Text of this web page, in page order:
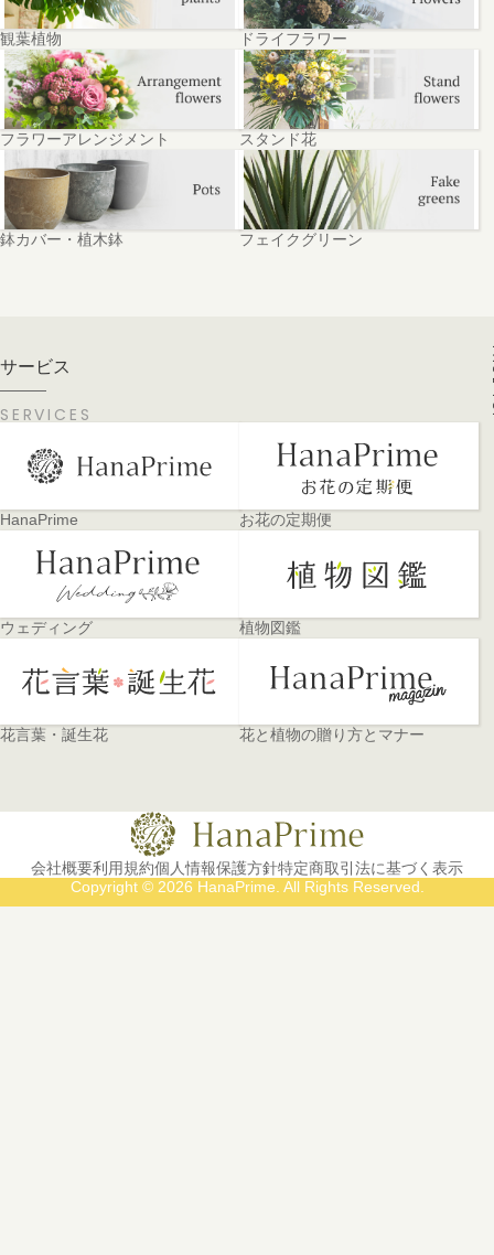
観葉植物 ドライフラワー
フラワーアレンジメント スタンド花
鉢カバー・植木鉢 フェイクグリーン
サービス
SERVICES
HanaPrime お花の定期便
ウェディング 植物図鑑
花言葉・誕生花 花と植物の贈り方とマナー
会社概要利用規約個人情報保護方針特定商取引法に基づく表示
Copyright © 2026 HanaPrime. All Rights Reserved.